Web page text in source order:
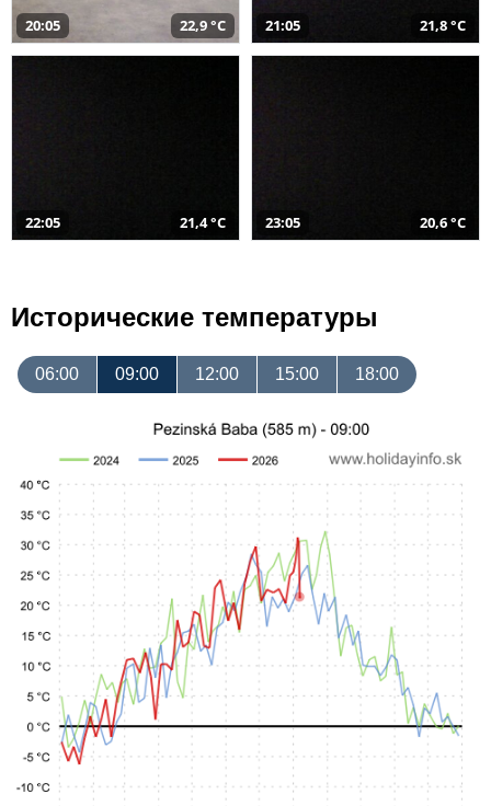
20:05 22,9 °C 21:05 21,8 °C
22:05 21,4 °C 23:05 20,6 °C
Исторические температуры
06:00 09:00 12:00 15:00 18:00